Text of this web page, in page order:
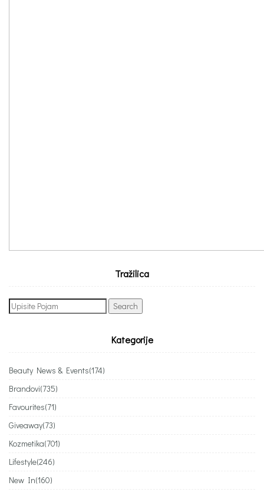
Tražilica
Search
for:
Kategorije
Beauty News & Events(174)
Brandovi(735)
Favourites(71)
Giveaway(73)
Kozmetika(701)
Lifestyle(246)
New In(160)